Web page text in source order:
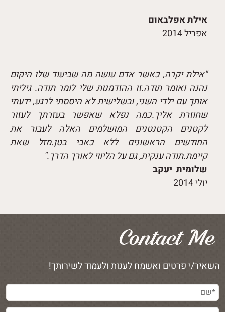
אילת אפלבאום
אפריל 2014
"אילת יקרה, כאשר אדם עושה מה שביעוד שלו היקום
נהנה ואומר תודה.זו ההזדמנות שלי לומר תודה. גיליתי
אותך עם ילדי השני, ובשלישית לא היססתי לרגע, ידעתי
שחוזרת אליך.כמה נפלא שאפשר בעזרתך לעזור
לקטנים הקטנטנים המושלמים האלה לעבור את
החודשים הראשונים ללא כאבי בטן.מזל שאת
קיימת.תודה ענקית, גם על הליווי לאורך הדרך."
שלומית יעקב
יולי 2014
השאיר/י פרטים ואשמח לענות ולעמוד לשירותך!